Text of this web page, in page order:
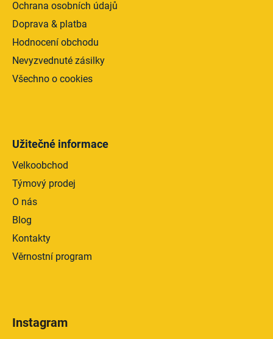
Ochrana osobních údajů
Doprava & platba
Hodnocení obchodu
Nevyzvednuté zásilky
Všechno o cookies
Užitečné informace
Velkoobchod
Týmový prodej
O nás
Blog
Kontakty
Věrnostní program
Instagram